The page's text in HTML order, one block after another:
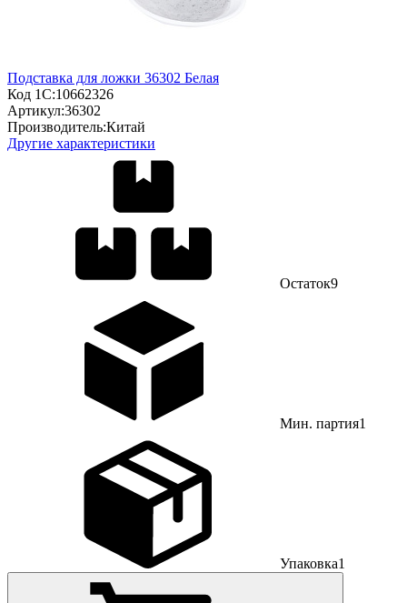
Подставка для ложки 36302 Белая
Код 1С:10662326
Артикул:36302
Производитель:Китай
Другие характеристики
Остаток9
Мин. партия1
Упаковка1